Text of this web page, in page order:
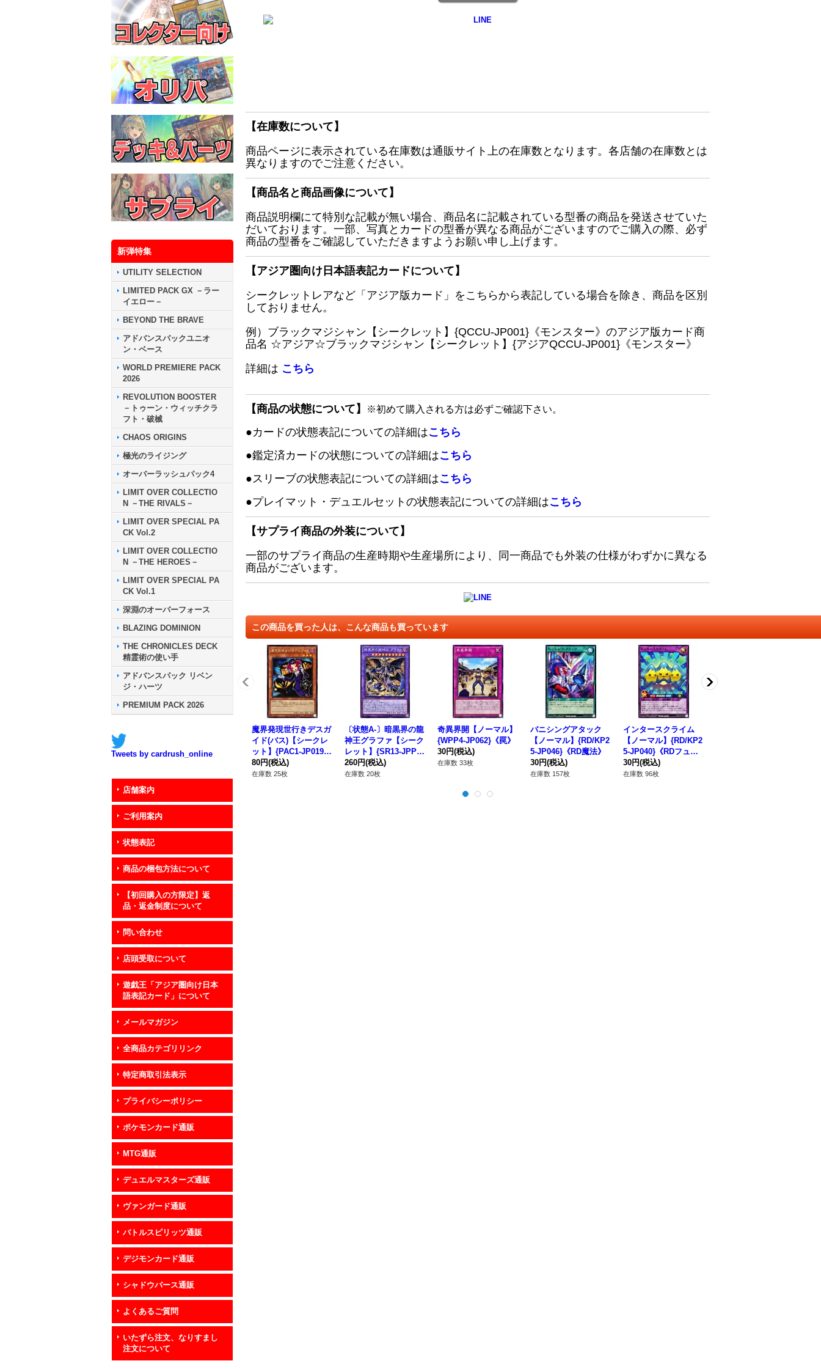
新弾特集
UTILITY SELECTION
LIMITED PACK GX －ラー
イエロー－
BEYOND THE BRAVE
アドバンスパックユニオ
ン・ベース
WORLD PREMIERE PACK
2026
REVOLUTION BOOSTER
－トゥーン・ウィッチクラ
フト・破械
CHAOS ORIGINS
極光のライジング
オーバーラッシュパック4
LIMIT OVER COLLECTIO
N －THE RIVALS－
LIMIT OVER SPECIAL PA
CK Vol.2
LIMIT OVER COLLECTIO
N －THE HEROES－
LIMIT OVER SPECIAL PA
CK Vol.1
深淵のオーバーフォース
BLAZING DOMINION
THE CHRONICLES DECK
精霊術の使い手
アドバンスパック リベン
ジ・ハーツ
PREMIUM PACK 2026
Tweets by cardrush_online
店舗案内
ご利用案内
状態表記
商品の梱包方法について
【初回購入の方限定】返
品・返金制度について
問い合わせ
店頭受取について
遊戯王「アジア圏向け日本
語表記カード」について
メールマガジン
全商品カテゴリリンク
特定商取引法表示
プライバシーポリシー
ポケモンカード通販
MTG通販
デュエルマスターズ通販
ヴァンガード通販
バトルスピリッツ通販
デジモンカード通販
シャドウバース通販
よくあるご質問
いたずら注文、なりすまし
注文について
【在庫数について】
商品ページに表示されている在庫数は通販サイト上の在庫数となります。各店舗の在庫数とは
異なりますのでご注意ください。
【商品名と商品画像について】
商品説明欄にて特別な記載が無い場合、商品名に記載されている型番の商品を発送させていた
だいております。一部、写真とカードの型番が異なる商品がございますのでご購入の際、必ず
商品の型番をご確認していただきますようお願い申し上げます。
【アジア圏向け日本語表記カードについて】
シークレットレアなど「アジア版カード」をこちらから表記している場合を除き、商品を区別
しておりません。
例）ブラックマジシャン【シークレット】{QCCU-JP001}《モンスター》のアジア版カード商
品名 ☆アジア☆ブラックマジシャン【シークレット】{アジアQCCU-JP001}《モンスター》
詳細は こちら
【商品の状態について】 ※初めて購入される方は必ずご確認下さい。
●カードの状態表記についての詳細はこちら
●鑑定済カードの状態についての詳細はこちら
●スリーブの状態表記についての詳細はこちら
●プレイマット・デュエルセットの状態表記についての詳細はこちら
【サプライ商品の外装について】
一部のサプライ商品の生産時期や生産場所により、同一商品でも外装の仕様がわずかに異なる
商品がございます。
この商品を買った人は、こんな商品も買っています
魔界発現世行きデスガ
イド(バス)【シークレ
ット】{PAC1-JP019}
《モンスター》
80円(税込)
在庫数 25枚
〔状態A-〕暗黒界の龍
神王グラファ【シーク
レット】{SR13-JPP0
1}《融合》
260円(税込)
在庫数 20枚
奇異界開【ノーマル】
{WPP4-JP062}《罠》
30円(税込)
在庫数 33枚
バニシングアタック
【ノーマル】{RD/KP2
5-JP046}《RD魔法》
30円(税込)
在庫数 157枚
インタースクライム
【ノーマル】{RD/KP2
5-JP040}《RDフュー
ジョン》
30円(税込)
在庫数 96枚